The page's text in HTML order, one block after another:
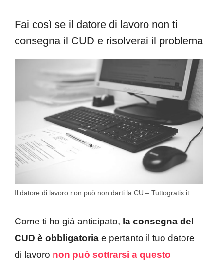
Fai così se il datore di lavoro non ti
consegna il CUD e risolverai il problema
Il datore di lavoro non può non darti la CU – Tuttogratis.it
Come ti ho già anticipato, la consegna del
CUD è obbligatoria e pertanto il tuo datore
di lavoro non può sottrarsi a questo